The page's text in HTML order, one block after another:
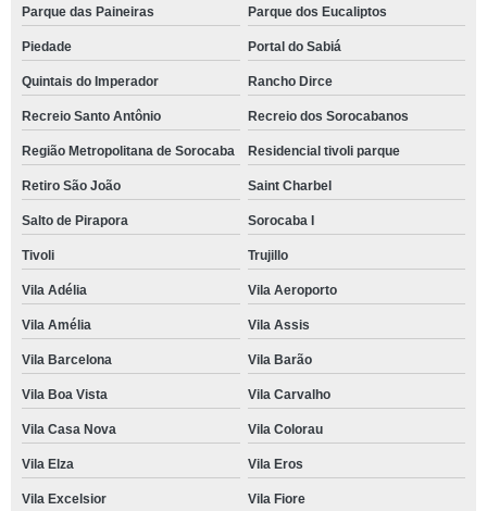
Parque das Paineiras Parque dos Eucaliptos
Piedade Portal do Sabiá
Quintais do Imperador Rancho Dirce
Recreio Santo Antônio Recreio dos Sorocabanos
Região Metropolitana de Sorocaba Residencial tivoli parque
Retiro São João Saint Charbel
Salto de Pirapora Sorocaba I
Tivoli Trujillo
Vila Adélia Vila Aeroporto
Vila Amélia Vila Assis
Vila Barcelona Vila Barão
Vila Boa Vista Vila Carvalho
Vila Casa Nova Vila Colorau
Vila Elza Vila Eros
Vila Excelsior Vila Fiore